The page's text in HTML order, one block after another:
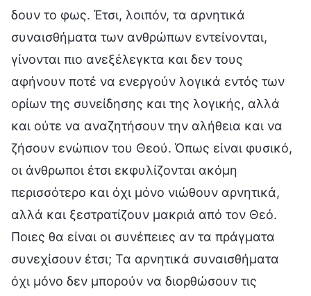
δουν το φως. Έτσι, λοιπόν, τα αρνητικά
συναισθήματα των ανθρώπων εντείνονται,
γίνονται πιο ανεξέλεγκτα και δεν τους
αφήνουν ποτέ να ενεργούν λογικά εντός των
ορίων της συνείδησης και της λογικής, αλλά
και ούτε να αναζητήσουν την αλήθεια και να
ζήσουν ενώπιον του Θεού. Όπως είναι φυσικό,
οι άνθρωποι έτσι εκφυλίζονται ακόμη
περισσότερο και όχι μόνο νιώθουν αρνητικά,
αλλά και ξεστρατίζουν μακριά από τον Θεό.
Ποιες θα είναι οι συνέπειες αν τα πράγματα
συνεχίσουν έτσι; Τα αρνητικά συναισθήματα
όχι μόνο δεν μπορούν να διορθώσουν τις